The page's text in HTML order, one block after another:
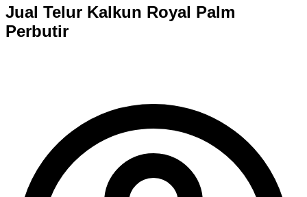
Jual Telur Kalkun Royal Palm
Perbutir